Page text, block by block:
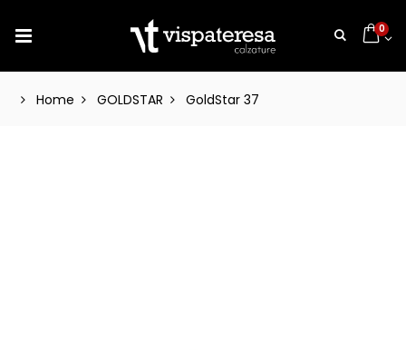
0
Home GOLDSTAR GoldStar 37